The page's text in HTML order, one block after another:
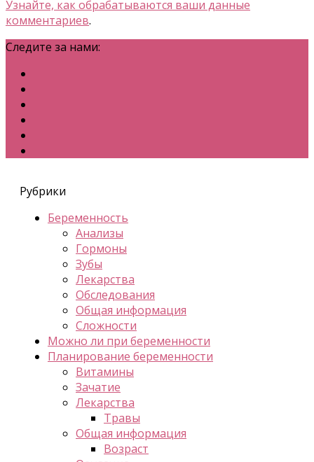
Узнайте, как обрабатываются ваши данные
комментариев.
Следите за нами:
Рубрики
Беременность
Анализы
Гормоны
Зубы
Лекарства
Обследования
Общая информация
Сложности
Можно ли при беременности
Планирование беременности
Витамины
Зачатие
Лекарства
Травы
Общая информация
Возраст